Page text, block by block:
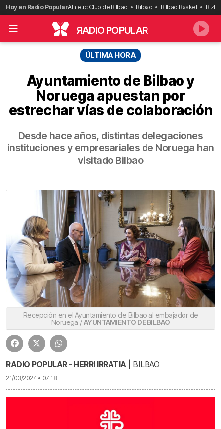
Saltar
al
contenido
Hoy en Radio PopularAthletic Club de Bilbao Bilbao Bilbao Basket
RADIO POPULAR
ÚLTIMA HORA
Ayuntamiento de Bilbao y
Noruega apuestan por
estrechar vías de colaboración
Desde hace años, distintas delegaciones
instituciones y empresariales de Noruega han
visitado Bilbao
Recepción en el Ayuntamiento de Bilbao al embajador de
Noruega /AYUNTAMIENTO DE BILBAO
RADIO POPULAR - HERRI IRRATIA| BILBAO
21/03/2024 • 07:18